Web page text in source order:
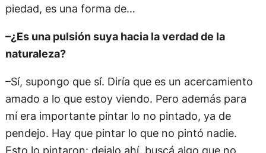
piedad, es una forma de…
–¿Es una pulsión suya hacia la verdad de la
naturaleza?
–Sí, supongo que sí. Diría que es un acercamiento
amado a lo que estoy viendo. Pero además para
mí era importante pintar lo no pintado, ya de
pendejo. Hay que pintar lo que no pintó nadie.
Esto lo pintaron: dejalo ahí, buscá algo que no